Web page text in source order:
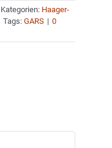
Kategorien: Haager-
Tags: GARS | 0